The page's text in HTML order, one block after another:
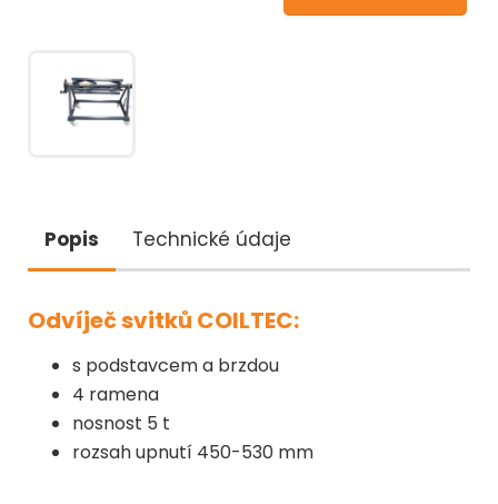
Popis Technické údaje
Odvíječ svitků COILTEC:
s podstavcem a brzdou
4 ramena
nosnost 5 t
rozsah upnutí 450-530 mm